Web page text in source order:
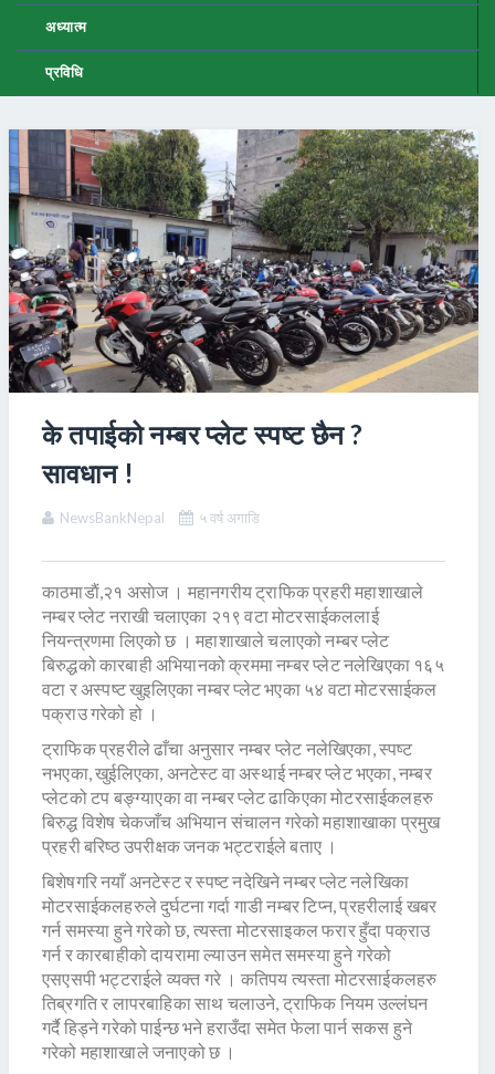
अध्यात्म
प्रविधि
के तपाईको नम्बर प्लेट स्पष्ट छैन ?
सावधान !
NewsBankNepal ५ वर्ष अगाडि
काठमाडाैं,२१ असाेज । महानगरीय ट्राफिक प्रहरी महाशाखाले
नम्बर प्लेट नराखी चलाएका २१९ वटा मोटरसाईकललाई
नियन्त्रणमा लिएको छ । महाशाखाले चलाएको नम्बर प्लेट
बिरुद्धको कारबाही अभियानको क्रममा नम्बर प्लेट नलेखिएका १६५
वटा र अस्पष्ट खुइलिएका नम्बर प्लेट भएका ५४ वटा मोटरसाईकल
पक्राउ गरेको हो ।
ट्राफिक प्रहरीले ढाँचा अनुसार नम्बर प्लेट नलेखिएका, स्पष्ट
नभएका, खुईलिएका, अनटेस्ट वा अस्थाई नम्बर प्लेट भएका, नम्बर
प्लेटको टप बङ्ग्याएका वा नम्बर प्लेट ढाकिएका मोटरसाईकलहरु
बिरुद्ध विशेष चेकजाँच अभियान संचालन गरेको महाशाखाका प्रमुख
प्रहरी बरिष्ठ उपरीक्षक जनक भट्टराईले बताए ।
बिशेषगरि नयाँ अनटेस्ट र स्पष्ट नदेखिने नम्बर प्लेट नलेखिका
मोटरसाईकलहरुले दुर्घटना गर्दा गाडी नम्बर टिप्न, प्रहरीलाई खबर
गर्न समस्या हुने गरेको छ, त्यस्ता मोटरसाइकल फरार हुँदा पक्राउ
गर्न र कारबाहीको दायरामा ल्याउन समेत समस्या हुने गरेको
एसएसपी भट्टराईले व्यक्त गरे । कतिपय त्यस्ता मोटरसाईकलहरु
तिब्रगति र लापरबाहिका साथ चलाउने, ट्राफिक नियम उल्लंघन
गर्दै हिड्ने गरेको पाईन्छ भने हराउँदा समेत फेला पार्न सकस हुने
गरेको महाशाखाले जनाएको छ ।